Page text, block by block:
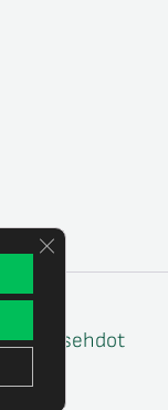
Sulje evästebanneri